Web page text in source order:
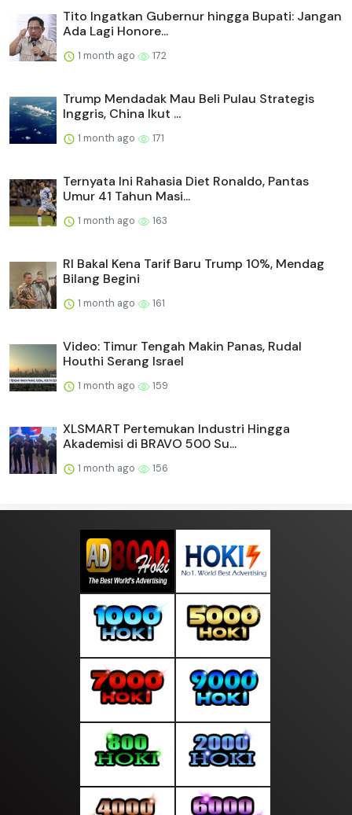
Tito Ingatkan Gubernur hingga Bupati: Jangan
Ada Lagi Honore...
1 month ago 172
Trump Mendadak Mau Beli Pulau Strategis
Inggris, China Ikut ...
1 month ago 171
Ternyata Ini Rahasia Diet Ronaldo, Pantas
Umur 41 Tahun Masi...
1 month ago 163
RI Bakal Kena Tarif Baru Trump 10%, Mendag
Bilang Begini
1 month ago 161
Video: Timur Tengah Makin Panas, Rudal
Houthi Serang Israel
1 month ago 159
XLSMART Pertemukan Industri Hingga
Akademisi di BRAVO 500 Su...
1 month ago 156